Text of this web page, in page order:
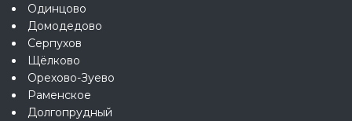
Одинцово
Домодедово
Серпухов
Щёлково
Орехово-Зуево
Раменское
Долгопрудный